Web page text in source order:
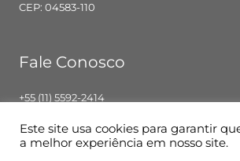
CEP: 04583-110
Fale Conosco
+55 (11) 5592-2414
Segunda – Sexta: 8h00 – 18h00
Este site usa cookies para garantir
a melhor experiência em nosso site.